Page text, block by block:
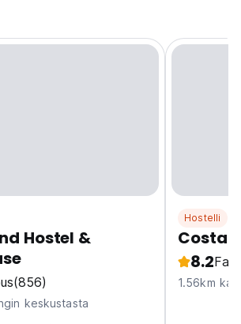
Hostel &
(856)
keskustasta
Hostelli
Costa
8.2
1.56km